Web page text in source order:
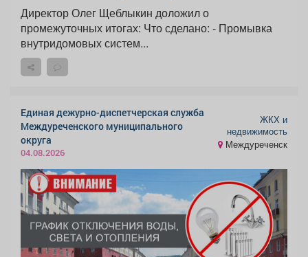
Директор Олег Щеблыкин доложил о
промежуточных итогах: Что сделано: - Промывка
внутридомовых систем...
Единая дежурно-диспетчерская служба
Междуреченского муниципального
округа
04.08.2026
ЖКХ и
недвижимость
Междуреченск